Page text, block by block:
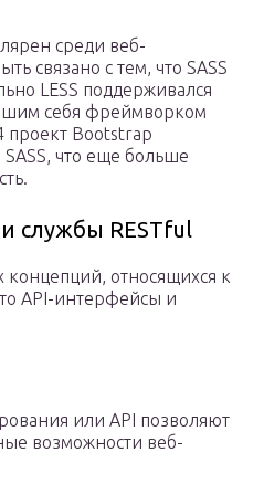
среди веб-
связано с тем, что SASS
LESS поддерживался
себя фреймворком
проект Bootstrap
что еще больше
службы RESTful
относящихся к
API-интерфейсы и
или API позволяют
возможности веб-